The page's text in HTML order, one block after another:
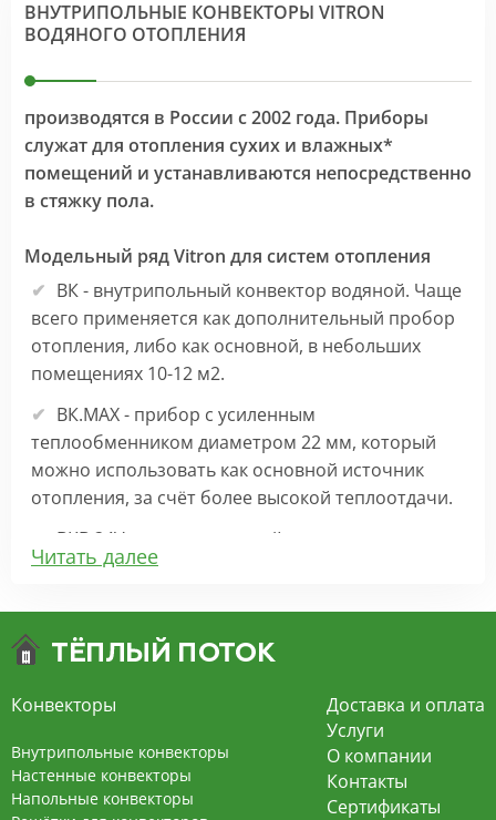
ВНУТРИПОЛЬНЫЕ КОНВЕКТОРЫ VITRON
ВОДЯНОГО ОТОПЛЕНИЯ
производятся в России с 2002 года. Приборы
служат для отопления сухих и влажных*
помещений и устанавливаются непосредственно
в стяжку пола.
Модельный ряд Vitron для систем отопления
ВК - внутрипольный конвектор водяной. Чаще
всего применяется как дополнительный пробор
отопления, либо как основной, в небольших
помещениях 10-12 м2.
ВК.МАХ - прибор с усиленным
теплообменником диаметром 22 мм, который
можно использовать как основной источник
отопления, за счёт более высокой теплоотдачи.
ВКВ 24V – внутрипольный конвектор
отопления с вентилятором на 24В подходит для
экономит электроэнергию и бесшумно работает.
конвекцией на 220В. За счет тангенциального
вентилятора создает принудительную
конвекцию, что позволяет обогревать
помещения большой площади.
Читать далее
Конвекторы
Внутрипольные конвекторы
Настенные конвекторы
Напольные конвекторы
Доставка и оплата
Услуги
О компании
Контакты
Сертификаты